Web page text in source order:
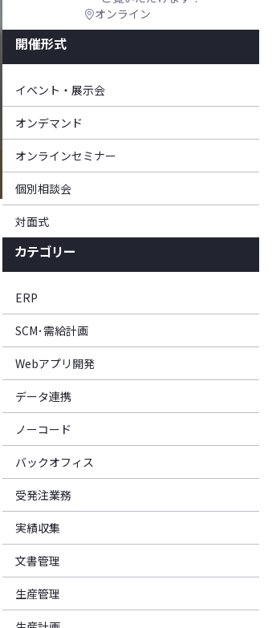
オンライン
開催形式
イベント・展示会
オンデマンド
オンラインセミナー
個別相談会
対面式
カテゴリー
ERP
SCM･需給計画
Webアプリ開発
データ連携
ノーコード
バックオフィス
受発注業務
実績収集
文書管理
生産管理